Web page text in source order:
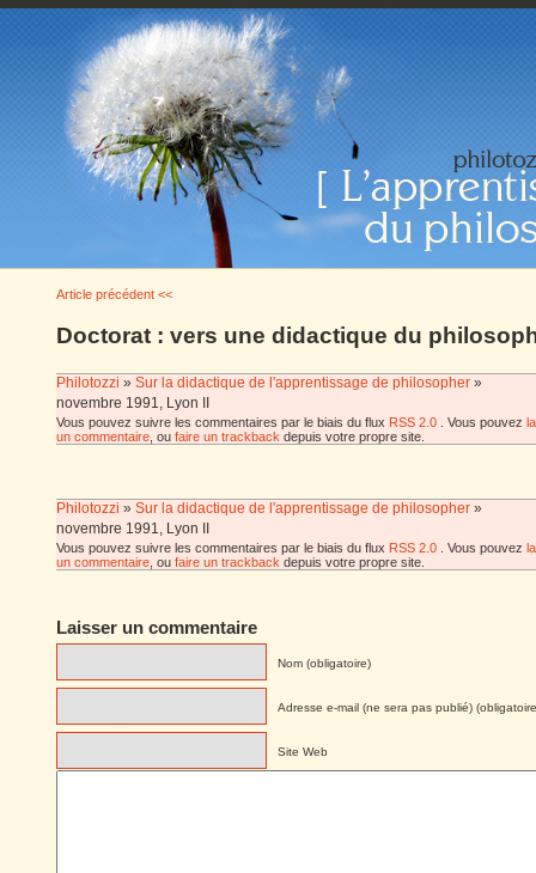
Article précédent <<
Doctorat : vers une didactique du
Philotozzi » Sur la didactique de l'apprentissage de philosopher »
novembre 1991, Lyon II
Vous pouvez suivre les commentaires par le biais du flux RSS 2.0 . Vous pouvez
un commentaire , ou faire un trackback depuis votre propre site.
Philotozzi » Sur la didactique de l'apprentissage de philosopher »
novembre 1991, Lyon II
Vous pouvez suivre les commentaires par le biais du flux RSS 2.0 . Vous pouvez
un commentaire , ou faire un trackback depuis votre propre site.
Laisser un commentaire
Nom (obligatoire)
Adresse e-mail (ne sera pas publié)
Site Web